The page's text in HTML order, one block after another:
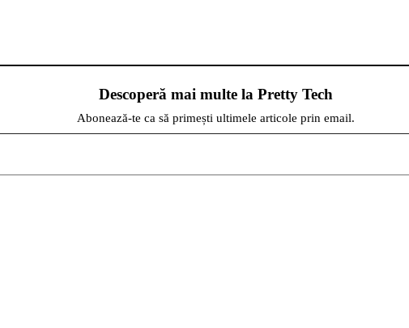
Descoperă mai multe la Pretty Tech
Abonează-te ca să primești ultimele articole prin email.